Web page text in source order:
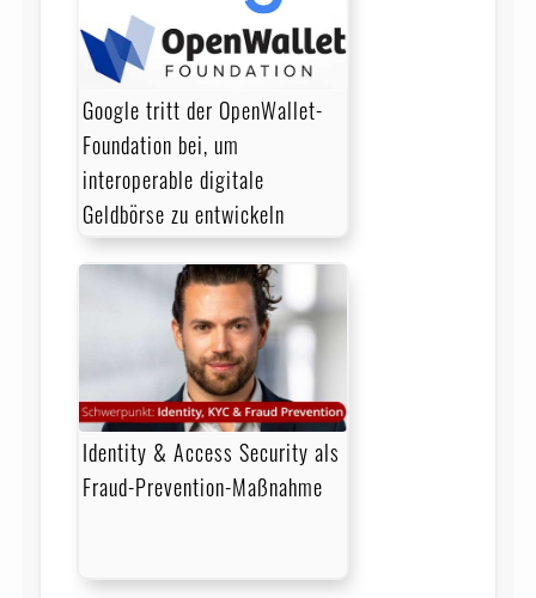
Google tritt der OpenWallet-
Foundation bei, um
interoperable digitale
Geldbörse zu entwickeln
Identity & Access Security als
Fraud-Prevention-Maßnahme